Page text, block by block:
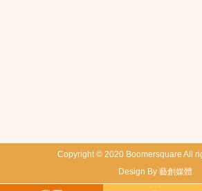
Copyright © 2020 Boomersquare All
Design By 藝創媒體